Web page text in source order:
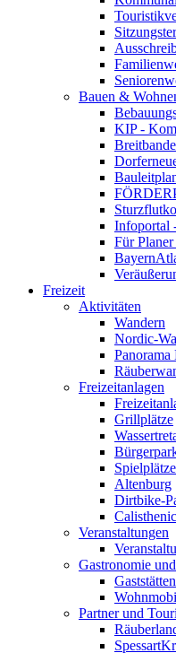
Bauen &
KIP -
Infoportal
Für
Freizeit
Aktivitäten
Wandern
Nordic-
Panorama
Freizeitanlagen
Grillplätze
Spielplätze
Altenburg
Dirtbike-
Veranstaltungen
Gastronomie
Partner und